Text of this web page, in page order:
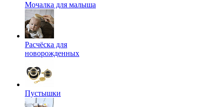
Мочалка для малыша
Расчёска для
новорожденных
Пустышки